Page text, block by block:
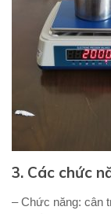
3. Các chức
– Chức năng: cân